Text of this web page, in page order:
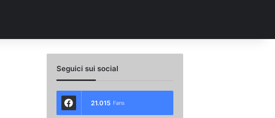
Seguici sui social
21.015 Fans